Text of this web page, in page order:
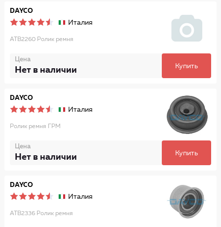
DAYCO
Италия
ATB2260 Ролик ремня
Цена
Нет в наличии Купить
DAYCO
Италия
Ролик ремня ГРМ
Цена
Нет в наличии Купить
DAYCO
Италия
ATB2336 Ролик ремня